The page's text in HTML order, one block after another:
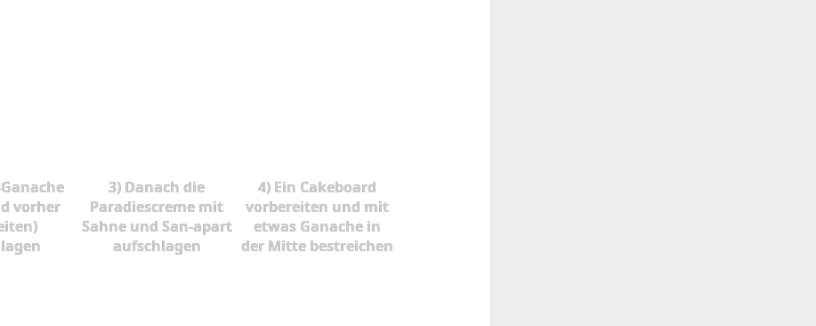
vorher
3) Danach die
Paradiescreme mit
Sahne und San-apart
aufschlagen
4) Ein Cakeboard
vorbereiten und mit
etwas Ganache in
der Mitte bestreichen